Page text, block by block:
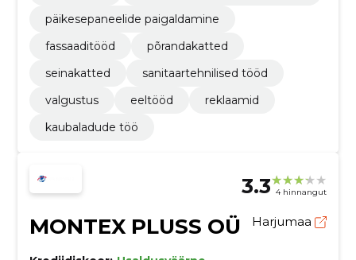
päikesepaneelide paigaldamine
fassaaditööd
põrandakatted
seinakatted
sanitaartehnilised tööd
valgustus
eeltööd
reklaamid
kaubaladude töö
3.3 4 hinnangut
MONTEX PLUSS OÜ Harjumaa